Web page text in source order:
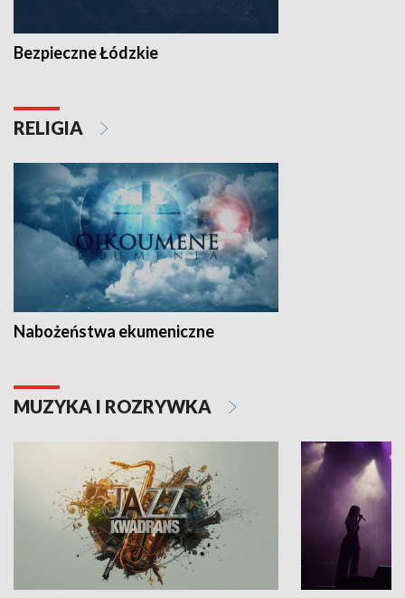
Bezpieczne Łódzkie
RELIGIA
Nabożeństwa ekumeniczne
MUZYKA I ROZRYWKA